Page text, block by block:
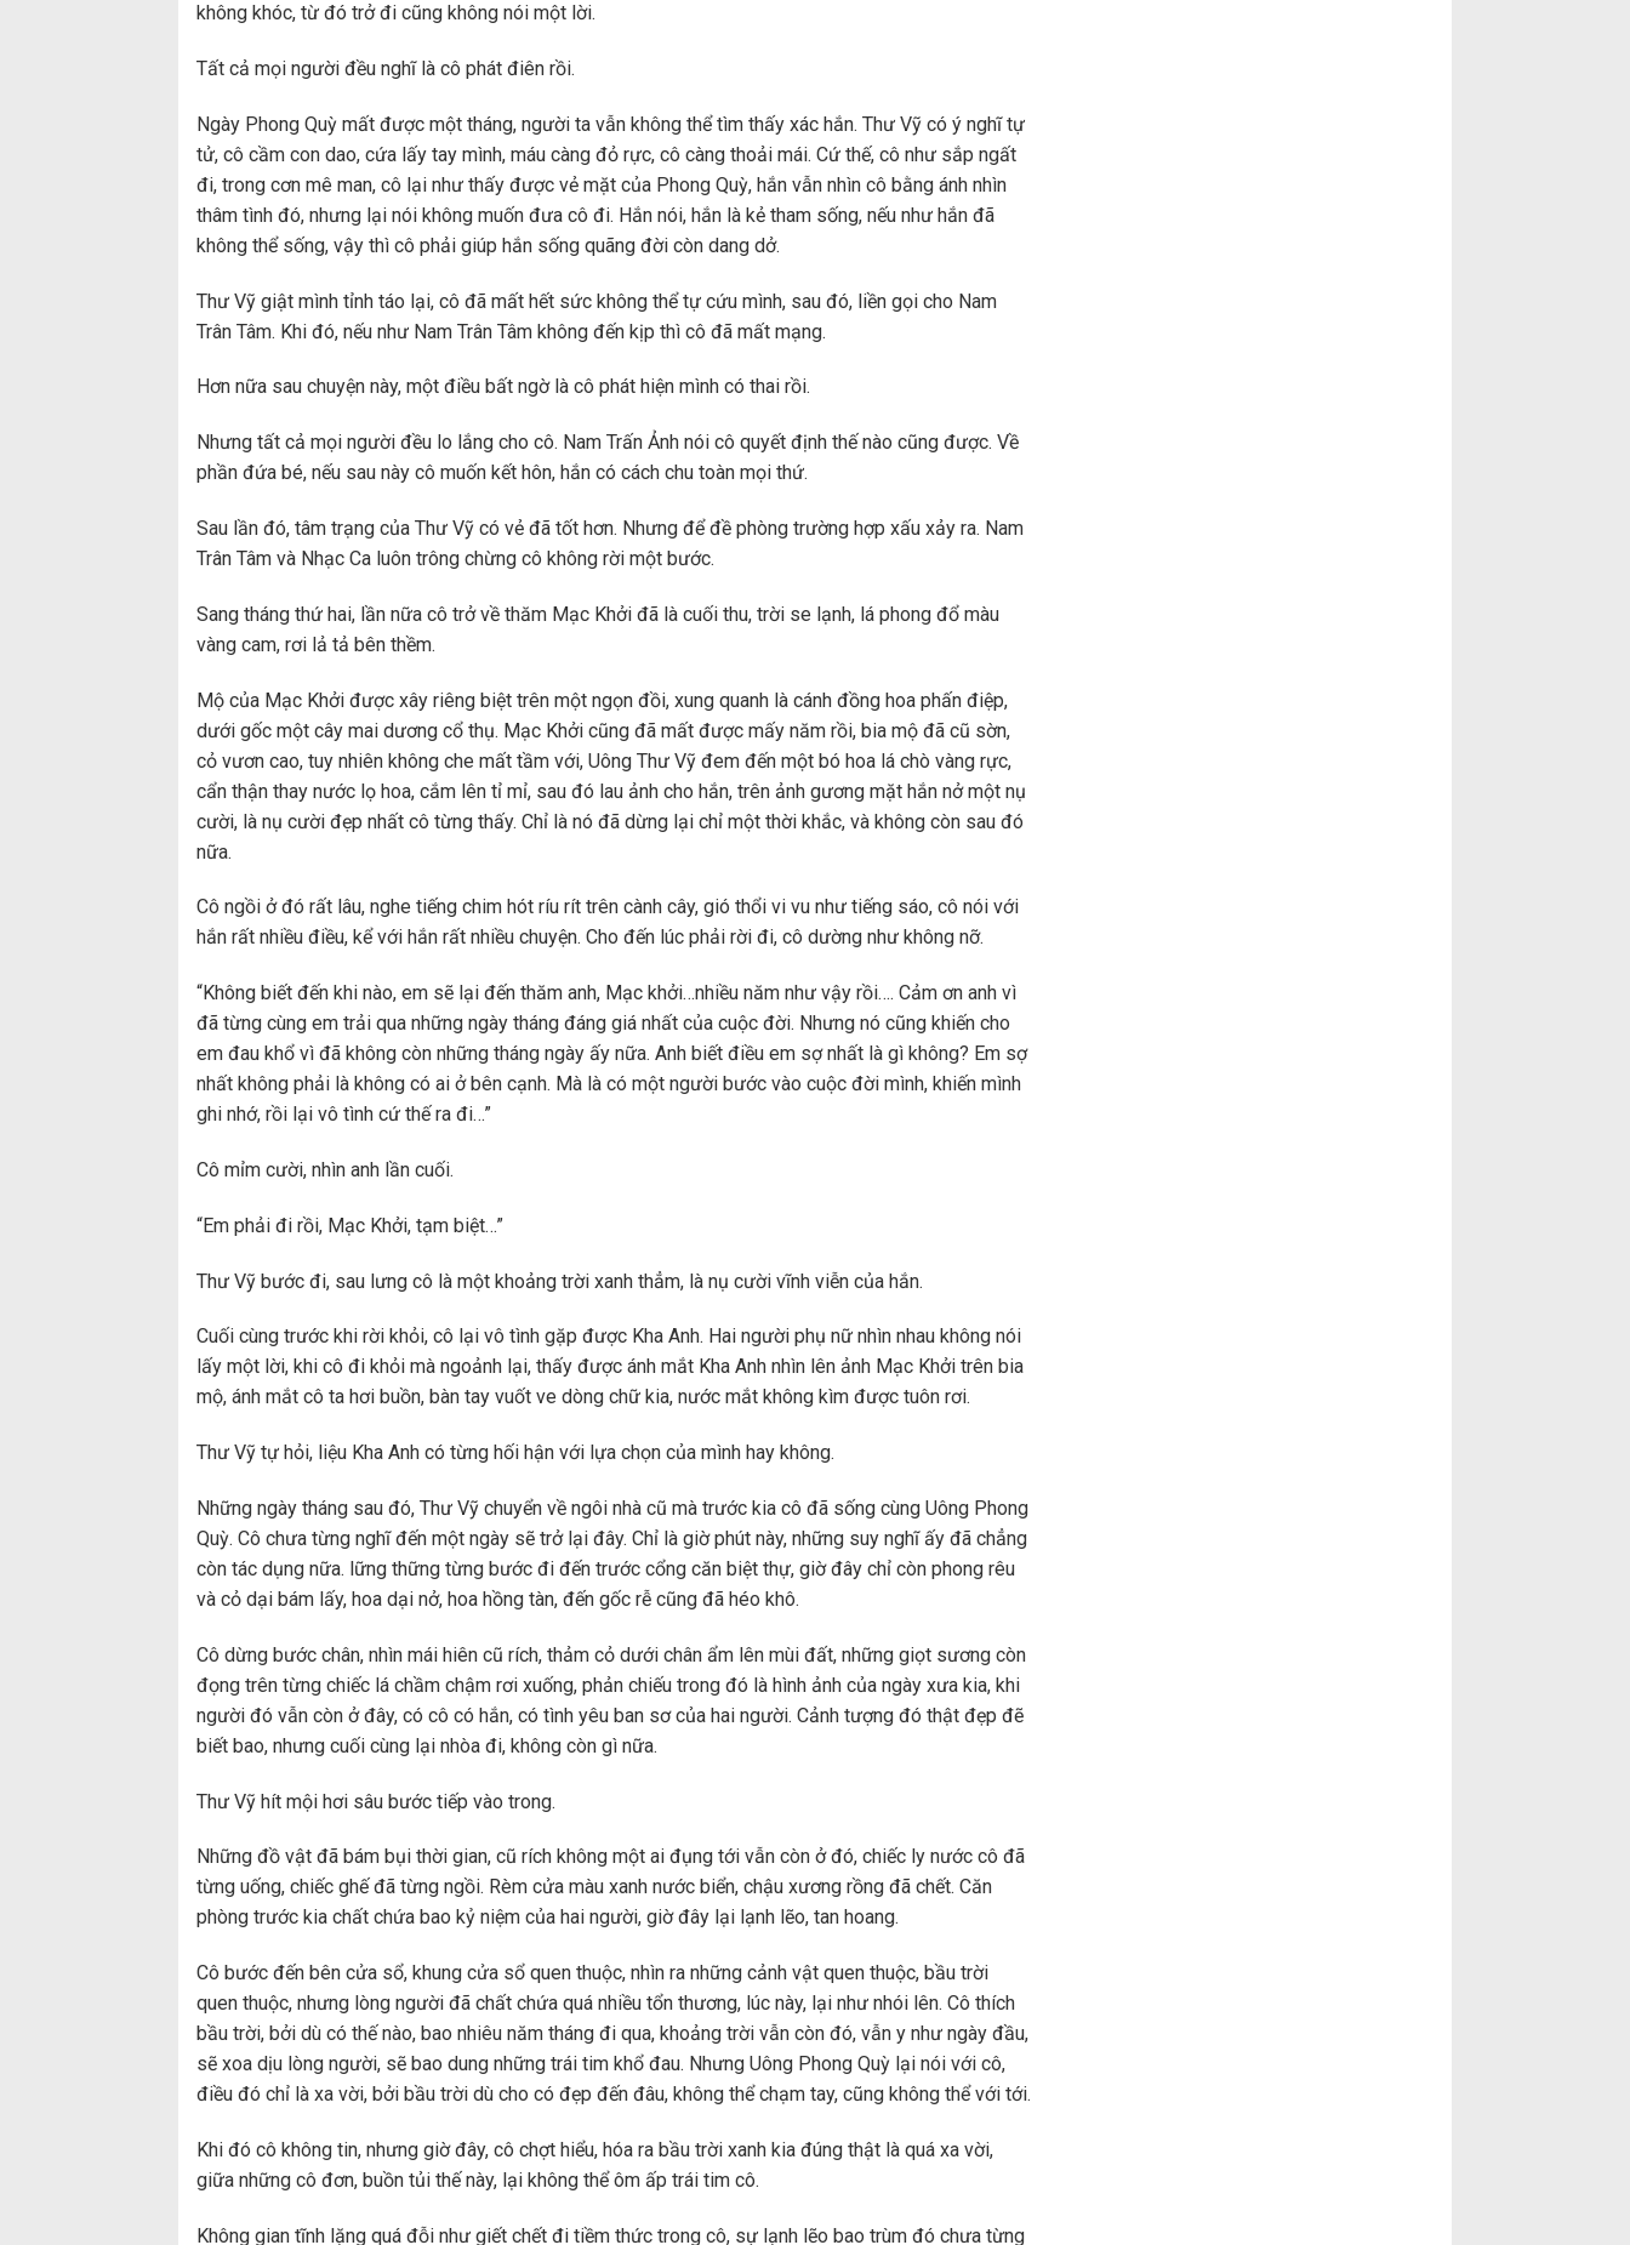
không khóc, từ đó trở đi cũng không nói một lời.
Tất cả mọi người đều nghĩ là cô phát điên rồi.
Ngày Phong Quỳ mất được một tháng, người ta vẫn không thể tìm thấy xác hắn. Thư Vỹ có ý nghĩ tự
tử, cô cầm con dao, cứa lấy tay mình, máu càng đỏ rực, cô càng thoải mái. Cứ thế, cô như sắp ngất
đi, trong cơn mê man, cô lại như thấy được vẻ mặt của Phong Quỳ, hắn vẫn nhìn cô bằng ánh nhìn
thâm tình đó, nhưng lại nói không muốn đưa cô đi. Hắn nói, hắn là kẻ tham sống, nếu như hắn đã
không thể sống, vậy thì cô phải giúp hắn sống quãng đời còn dang dở.
Thư Vỹ giật mình tỉnh táo lại, cô đã mất hết sức không thể tự cứu mình, sau đó, liền gọi cho Nam
Trân Tâm. Khi đó, nếu như Nam Trân Tâm không đến kịp thì cô đã mất mạng.
Hơn nữa sau chuyện này, một điều bất ngờ là cô phát hiện mình có thai rồi.
Nhưng tất cả mọi người đều lo lắng cho cô. Nam Trấn Ảnh nói cô quyết định thế nào cũng được. Về
phần đứa bé, nếu sau này cô muốn kết hôn, hắn có cách chu toàn mọi thứ.
Sau lần đó, tâm trạng của Thư Vỹ có vẻ đã tốt hơn. Nhưng để đề phòng trường hợp xấu xảy ra. Nam
Trân Tâm và Nhạc Ca luôn trông chừng cô không rời một bước.
Sang tháng thứ hai, lần nữa cô trở về thăm Mạc Khởi đã là cuối thu, trời se lạnh, lá phong đổ màu
vàng cam, rơi lả tả bên thềm.
Mộ của Mạc Khởi được xây riêng biệt trên một ngọn đồi, xung quanh là cánh đồng hoa phấn điệp,
dưới gốc một cây mai dương cổ thụ. Mạc Khởi cũng đã mất được mấy năm rồi, bia mộ đã cũ sờn,
cỏ vươn cao, tuy nhiên không che mất tầm với, Uông Thư Vỹ đem đến một bó hoa lá chò vàng rực,
cẩn thận thay nước lọ hoa, cắm lên tỉ mỉ, sau đó lau ảnh cho hắn, trên ảnh gương mặt hắn nở một nụ
cười, là nụ cười đẹp nhất cô từng thấy. Chỉ là nó đã dừng lại chỉ một thời khắc, và không còn sau đó
nữa.
Cô ngồi ở đó rất lâu, nghe tiếng chim hót ríu rít trên cành cây, gió thổi vi vu như tiếng sáo, cô nói với
hắn rất nhiều điều, kể với hắn rất nhiều chuyện. Cho đến lúc phải rời đi, cô dường như không nỡ.
“Không biết đến khi nào, em sẽ lại đến thăm anh, Mạc khởi…nhiều năm như vậy rồi…. Cảm ơn anh vì
đã từng cùng em trải qua những ngày tháng đáng giá nhất của cuộc đời. Nhưng nó cũng khiến cho
em đau khổ vì đã không còn những tháng ngày ấy nữa. Anh biết điều em sợ nhất là gì không? Em sợ
nhất không phải là không có ai ở bên cạnh. Mà là có một người bước vào cuộc đời mình, khiến mình
ghi nhớ, rồi lại vô tình cứ thế ra đi…”
Cô mỉm cười, nhìn anh lần cuối.
“Em phải đi rồi, Mạc Khởi, tạm biệt…”
Thư Vỹ bước đi, sau lưng cô là một khoảng trời xanh thẳm, là nụ cười vĩnh viễn của hắn.
Cuối cùng trước khi rời khỏi, cô lại vô tình gặp được Kha Anh. Hai người phụ nữ nhìn nhau không nói
lấy một lời, khi cô đi khỏi mà ngoảnh lại, thấy được ánh mắt Kha Anh nhìn lên ảnh Mạc Khởi trên bia
mộ, ánh mắt cô ta hơi buồn, bàn tay vuốt ve dòng chữ kia, nước mắt không kìm được tuôn rơi.
Thư Vỹ tự hỏi, liệu Kha Anh có từng hối hận với lựa chọn của mình hay không.
Những ngày tháng sau đó, Thư Vỹ chuyển về ngôi nhà cũ mà trước kia cô đã sống cùng Uông Phong
Quỳ. Cô chưa từng nghĩ đến một ngày sẽ trở lại đây. Chỉ là giờ phút này, những suy nghĩ ấy đã chẳng
còn tác dụng nữa. lững thững từng bước đi đến trước cổng căn biệt thự, giờ đây chỉ còn phong rêu
và cỏ dại bám lấy, hoa dại nở, hoa hồng tàn, đến gốc rễ cũng đã héo khô.
Cô dừng bước chân, nhìn mái hiên cũ rích, thảm cỏ dưới chân ẩm lên mùi đất, những giọt sương còn
đọng trên từng chiếc lá chầm chậm rơi xuống, phản chiếu trong đó là hình ảnh của ngày xưa kia, khi
người đó vẫn còn ở đây, có cô có hắn, có tình yêu ban sơ của hai người. Cảnh tượng đó thật đẹp đẽ
biết bao, nhưng cuối cùng lại nhòa đi, không còn gì nữa.
Thư Vỹ hít mội hơi sâu bước tiếp vào trong.
Những đồ vật đã bám bụi thời gian, cũ rích không một ai đụng tới vẫn còn ở đó, chiếc ly nước cô đã
từng uống, chiếc ghế đã từng ngồi. Rèm cửa màu xanh nước biển, chậu xương rồng đã chết. Căn
phòng trước kia chất chứa bao kỷ niệm của hai người, giờ đây lại lạnh lẽo, tan hoang.
Cô bước đến bên cửa sổ, khung cửa sổ quen thuộc, nhìn ra những cảnh vật quen thuộc, bầu trời
quen thuộc, nhưng lòng người đã chất chứa quá nhiều tổn thương, lúc này, lại như nhói lên. Cô thích
bầu trời, bởi dù có thế nào, bao nhiêu năm tháng đi qua, khoảng trời vẫn còn đó, vẫn y như ngày đầu,
sẽ xoa dịu lòng người, sẽ bao dung những trái tim khổ đau. Nhưng Uông Phong Quỳ lại nói với cô,
điều đó chỉ là xa vời, bởi bầu trời dù cho có đẹp đến đâu, không thể chạm tay, cũng không thể với tới.
Khi đó cô không tin, nhưng giờ đây, cô chợt hiểu, hóa ra bầu trời xanh kia đúng thật là quá xa vời,
giữa những cô đơn, buồn tủi thế này, lại không thể ôm ấp trái tim cô.
Không gian tĩnh lặng quá đỗi như giết chết đi tiềm thức trong cô, sự lạnh lẽo bao trùm đó chưa từng